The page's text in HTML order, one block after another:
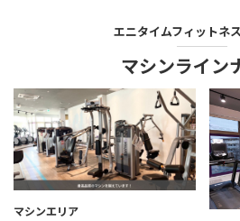
エニタイムフィットネス
マシンライン
マシンエリア